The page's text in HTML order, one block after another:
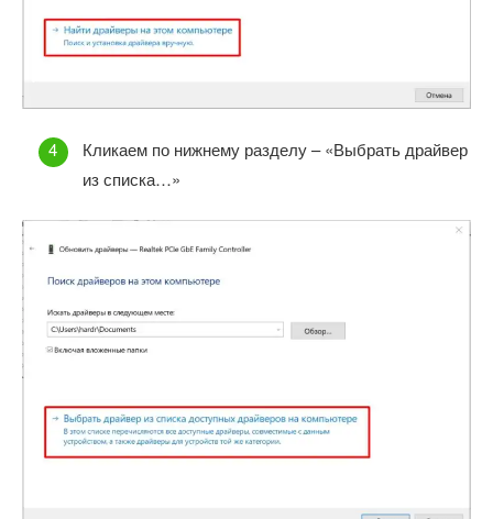
Кликаем по нижнему разделу – «Выбрать драйвер
из списка…»